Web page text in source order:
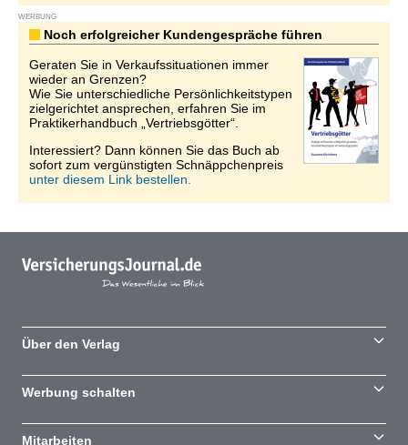
WERBUNG
Noch erfolgreicher Kundengespräche führen
Geraten Sie in Verkaufssituationen immer
wieder an Grenzen?
Wie Sie unterschiedliche Persönlichkeitstypen
zielgerichtet ansprechen, erfahren Sie im
Praktikerhandbuch „Vertriebsgötter“.
Interessiert? Dann können Sie das Buch ab
sofort zum vergünstigten Schnäppchenpreis
unter diesem Link bestellen.
Über den Verlag
Werbung schalten
Mitarbeiten